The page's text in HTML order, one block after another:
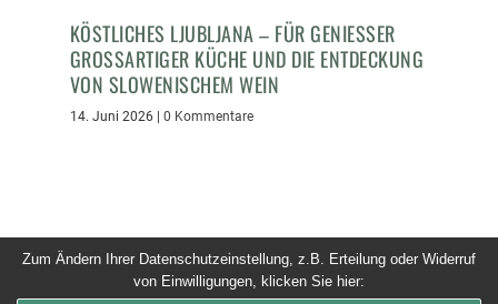
KÖSTLICHES LJUBLJANA – FÜR GENIESSER G
ROSSARTIGER KÜCHE UND DIE ENTDECKUNG VO
N SLOWENISCHEM WEIN
14. Juni 2026 | 0 Kommentare
© 2026 Dinner um Acht. Alle Rechte vorbehalten
Zum Ändern Ihrer Datenschutzeinstellung, z.B. Erteilung oder Widerruf
von Einwilligungen, klicken Sie hier: